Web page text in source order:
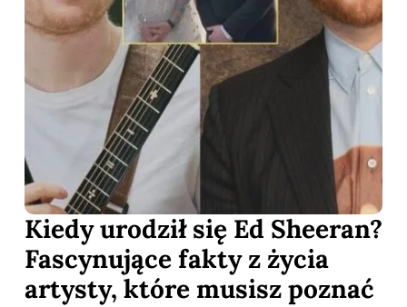
Kiedy urodził się Ed Sheeran?
Fascynujące fakty z życia
artysty, które musisz poznać